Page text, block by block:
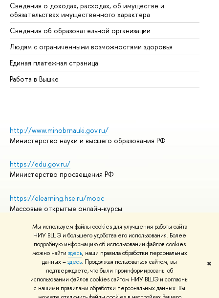
Мы используем файлы cookies для улучшения работы сайта
НИУ ВШЭ и большего удобства его использования. Более
подробную информацию об использовании файлов cookies
можно найти здесь, наши правила обработки персональных
данных –здесь. Продолжая пользоваться сайтом, вы
подтверждаете, что были проинформированы об
использовании файлов cookies сайтом НИУ ВШЭ и согласны
с нашими правилами обработки персональных данных. Вы
✖
Сведения о доходах, расходах, об имуществе и
обязательствах имущественного характера
Сведения об образовательной организации
Людям с ограниченными возможностями здоровья
Единая платежная страница
Работа в Вышке
http://www.minobrnauki.gov.ru/
Министерство науки и высшего образования РФ
https://edu.gov.ru/
Министерство просвещения РФ
https://elearning.hse.ru/mooc
Массовые открытые онлайн-курсы
© НИУ ВШЭ 1993–2026
Адреса и контакты
Условия использования материалов
Политика конфиденциальности
Правила применения рекомендательных технологий в НИУ ВШЭ
Карта сайта